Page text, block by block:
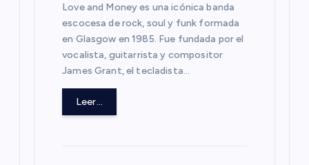
Love and Money es una icónica banda
escocesa de rock, soul y funk formada
en Glasgow en 1985. Fue fundada por el
vocalista, guitarrista y compositor
James Grant, el tecladista…
Leer...